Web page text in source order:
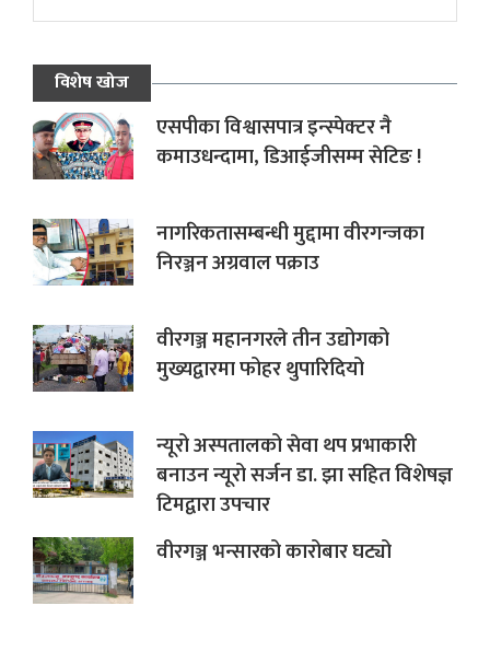
विशेष खोज
एसपीका विश्वासपात्र इन्स्पेक्टर नै
कमाउधन्दामा, डिआईजीसम्म सेटिङ !
नागरिकतासम्बन्धी मुद्दामा वीरगन्जका
निरञ्जन अग्रवाल पक्राउ
वीरगञ्ज महानगरले तीन उद्योगको
मुख्यद्वारमा फोहर थुपारिदियो
न्यूरो अस्पतालको सेवा थप प्रभाकारी
बनाउन न्यूरो सर्जन डा. झा सहित विशेषज्ञ
टिमद्वारा उपचार
वीरगञ्ज भन्सारको कारोबार घट्यो